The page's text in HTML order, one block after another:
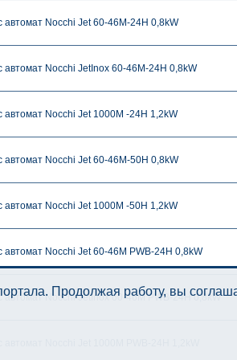
автомат Nocchi Jet 60-46M-24H 0,8kW
автомат Nocchi JetInox 60-46M-24H 0,8kW
автомат Nocchi Jet 1000M -24H 1,2kW
автомат Nocchi Jet 60-46M-50H 0,8kW
автомат Nocchi Jet 1000M -50H 1,2kW
автомат Nocchi Jet 60-46M PWB-24H 0,8kW
автомат Nocchi JetInox 60-46M PWB-24H 0,8kW
Продолжая работу, вы